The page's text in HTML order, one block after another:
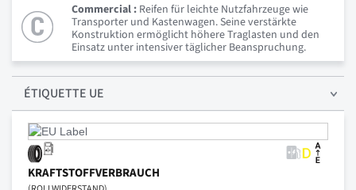
Commercial : Reifen für leichte Nutzfahrzeuge wie
Transporter und Kastenwagen. Seine verstärkte
Konstruktion ermöglicht höhere Traglasten und den
Einsatz unter intensiver täglicher Beanspruchung.
ÉTIQUETTE UE
KRAFTSTOFFVERBRAUCH